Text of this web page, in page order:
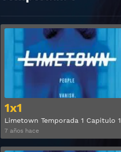
1x1
Limetown Temporada 1 Capitulo 1
7 años hace